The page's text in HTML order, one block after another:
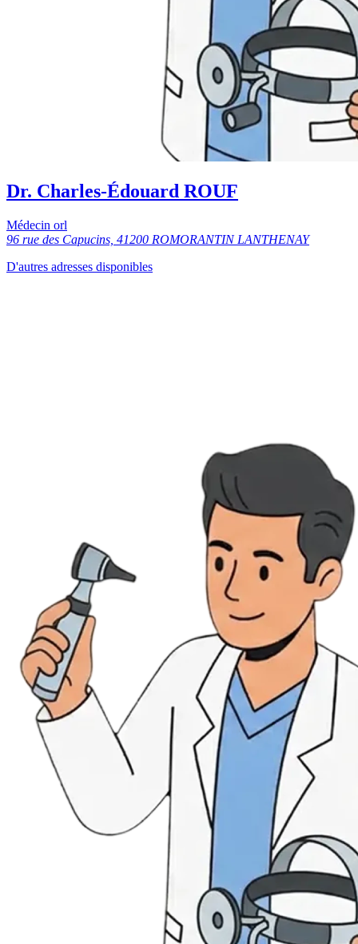
Dr. Charles-Édouard ROUF
Médecin orl
96 rue des Capucins, 41200 ROMORANTIN LANTHENAY
D'autres adresses disponibles